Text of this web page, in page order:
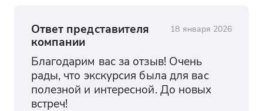
Ответ представителя
компании
18 января 2026
Благодарим вас за отзыв! Очень
рады, что экскурсия была для вас
полезной и интересной. До новых
встреч!